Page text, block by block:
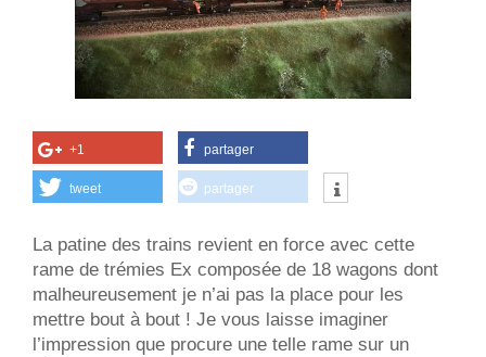
+1 partager
tweet partager
La patine des trains revient en force avec cette
rame de trémies Ex composée de 18 wagons dont
malheureusement je n’ai pas la place pour les
mettre bout à bout ! Je vous laisse imaginer
l’impression que procure une telle rame sur un